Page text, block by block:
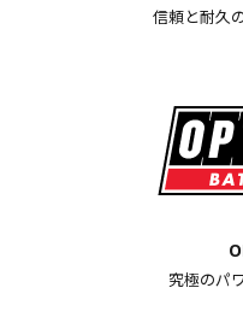
信頼と耐久
究極のパ